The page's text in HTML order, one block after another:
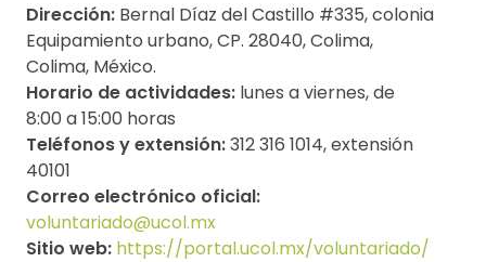
Dirección: Bernal Díaz del Castillo #335, colonia
Equipamiento urbano, CP. 28040, Colima,
Colima, México.
Horario de actividades: lunes a viernes, de
8:00 a 15:00 horas
Teléfonos y extensión:312 316 1014, extensión
40101
Correo electrónico oficial:
voluntariado@ucol.mx
Sitio web: https://portal.ucol.mx/voluntariado/